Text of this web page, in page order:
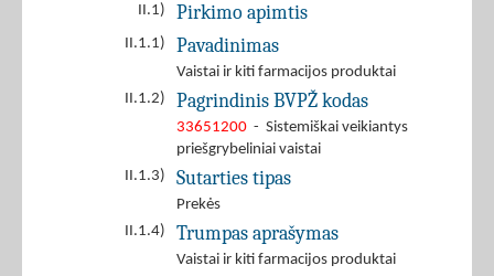
II.1) Pirkimo apimtis
II.1.1) Pavadinimas
Vaistai ir kiti farmacijos produktai
II.1.2)
Pagrindinis BVPŽ kodas
33651200 - Sistemiškai veikiantys
priešgrybeliniai vaistai
II.1.3)
Sutarties tipas
Prekės
II.1.4)
Trumpas aprašymas
Vaistai ir kiti farmacijos produktai